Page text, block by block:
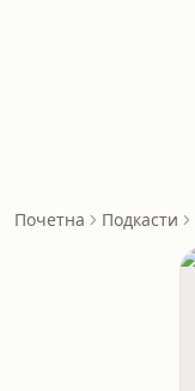
Почетна Подкасти